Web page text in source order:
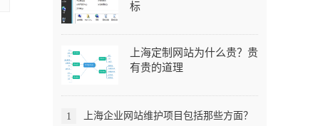
标
上海定制网站为什么贵？贵
有贵的道理
1 上海企业网站维护项目包括那些方面？